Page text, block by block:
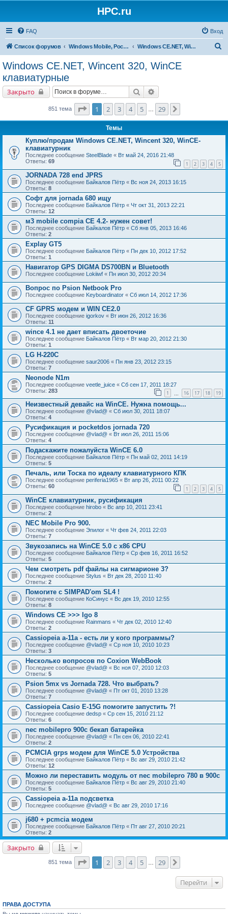
HPC.ru
FAQ Вход
Список форумов Windows Mobile, Pocket PC, MS Smartphone Windows CE.NET, Wincent 320, WinCE клавиатурные
Windows CE.NET, Wincent 320, WinCE
клавиатурные
Закрыто Поиск
851 тема Страница1 из
1 2 3 4 5 29
Темы
Куплю/продам Windows CE.NET, Wincent 320, WinCE-
клавиатурник
Последнее сообщение SteelBlade « Вт май 24, 2016 21:48
Ответы: 69 1 2 3 4 5
JORNADA 728 end JPRS
Последнее сообщение Байкалов Пётр « Вс ноя 24, 2013 16:15
Ответы: 8
Софт для jornada 680 ищу
Последнее сообщение Байкалов Пётр « Чт окт 31, 2013 22:21
Ответы: 12
м3 mobile compia CE 4.2- нужен совет!
Последнее сообщение Байкалов Пётр « Сб янв 05, 2013 16:46
Ответы: 2
Explay GT5
Последнее сообщение Байкалов Пётр « Пн дек 10, 2012 17:52
Ответы: 1
Навигатор GPS DIGMA DS700BN и Bluetooth
Последнее сообщение Lokiiwf « Пн июл 30, 2012 20:34
Вопрос по Psion Netbook Pro
Последнее сообщение Keyboardinator « Сб июл 14, 2012 17:36
СF GPRS модем и WIN CE2.0
Последнее сообщение igorkov « Вт июн 26, 2012 16:36
Ответы: 11
wince 4.1 не дает вписать двоеточие
Последнее сообщение Байкалов Пётр « Вт мар 20, 2012 21:30
Ответы: 1
LG H-220C
Последнее сообщение saur2006 « Пн янв 23, 2012 23:15
Ответы: 7
Neonode N1m
Последнее сообщение veetle_juice « Сб сен 17, 2011 18:27
Ответы: 283 1 16 17 18 19
Неизвестный девайс на WinCE. Нужна помощь...
Последнее сообщение @vlad@ « Сб июл 30, 2011 18:07
Ответы: 4
Русификация и pocketdos jornada 720
Последнее сообщение @vlad@ « Вт июл 26, 2011 15:06
Ответы: 4
Подаскажите пожалуйста WinCE 6.0
Последнее сообщение Байкалов Пётр « Пн май 02, 2011 14:19
Ответы: 5
Печаль, или Тоска по идеалу клавиатурного КПК
Последнее сообщение periferia1965 « Вт апр 26, 2011 00:22
Ответы: 60 1 2 3 4 5
WinCE клавиатурник, русификация
Последнее сообщение hirobo « Вс апр 10, 2011 23:41
Ответы: 2
NEC Mobile Pro 900.
Последнее сообщение Эпилог « Чт фев 24, 2011 22:03
Ответы: 7
Звукозапись на WinCE 5.0 с x86 CPU
Последнее сообщение Байкалов Пётр « Ср фев 16, 2011 16:52
Ответы: 5
Чем смотреть pdf файлы на сигмарионе 3?
Последнее сообщение Stylus « Вт дек 28, 2010 11:40
Ответы: 2
Помогите с SIMPAD'om SL4 !
Последнее сообщение КоСинус « Вс дек 19, 2010 12:55
Ответы: 8
Windows CE >>> Igo 8
Последнее сообщение Rainmans « Чт дек 02, 2010 12:40
Ответы: 2
Cassiopeia a-11a - есть ли у кого программы?
Последнее сообщение @vlad@ « Ср ноя 10, 2010 10:23
Ответы: 3
Несколько вопросов по Coxion WebBook
Последнее сообщение @vlad@ « Вс ноя 07, 2010 12:03
Ответы: 5
Psion 5mx vs Jornada 728. Что выбрать?
Последнее сообщение @vlad@ « Пт окт 01, 2010 13:28
Ответы: 7
Cassiopeia Casio E-15G помогите запустить ?!
Последнее сообщение dedsp « Ср сен 15, 2010 21:12
Ответы: 6
nec mobilepro 900c бекап батарейка
Последнее сообщение @vlad@ « Пн сен 06, 2010 22:41
Ответы: 2
PCMCIA grps модем для WinCE 5.0 Устройства
Последнее сообщение Байкалов Пётр « Вс авг 29, 2010 21:42
Ответы: 12
Можно ли переставить модуль от nec mobilepro 780 в 900с
Последнее сообщение Байкалов Пётр « Вс авг 29, 2010 21:40
Ответы: 5
Cassiopeia a-11a подсветка
Последнее сообщение @vlad@ « Вс авг 29, 2010 17:16
j680 + pcmcia модем
Последнее сообщение Байкалов Пётр « Пт авг 27, 2010 20:21
Ответы: 2
Закрыто
851 тема Страница1 из
1 2 3 4 5 29
Перейти
ПРАВА ДОСТУПА